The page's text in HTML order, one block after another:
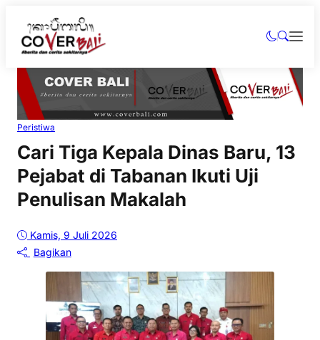
Peristiwa
Cari Tiga Kepala Dinas Baru, 13
Pejabat di Tabanan Ikuti Uji
Penulisan Makalah
Kamis, 9 Juli 2026
Bagikan